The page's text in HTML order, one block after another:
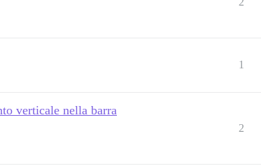
1
verticale nella barra
2